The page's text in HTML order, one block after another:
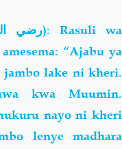
(رضي الله عنه): Rasuli wa
“Ajabu ya
lake ni kheri.
kwa Muumin.
nayo ni kheri
lenye madhara